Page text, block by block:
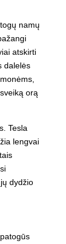
namų
atskirti
dalelės
orą
Tesla
lengvai
dydžio